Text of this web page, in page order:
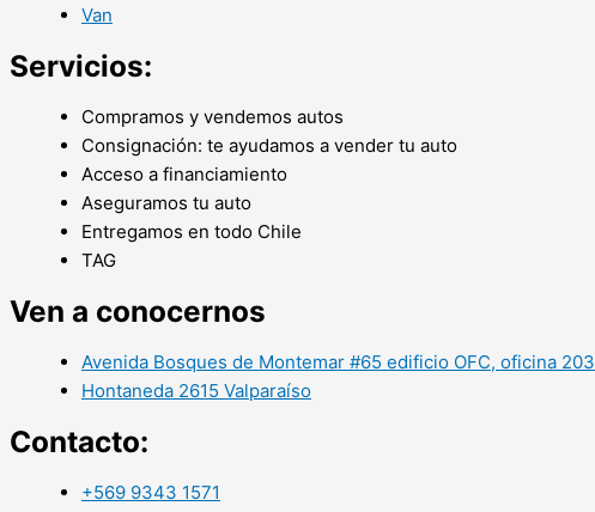
Van
Servicios:
Compramos y vendemos autos
Consignación: te ayudamos a vender tu auto
Acceso a financiamiento
Aseguramos tu auto
Entregamos en todo Chile
TAG
Ven a conocernos
Avenida Bosques de Montemar #65 edificio OFC, oficina 203
Hontaneda 2615 Valparaíso
Contacto:
+569 9343 1571